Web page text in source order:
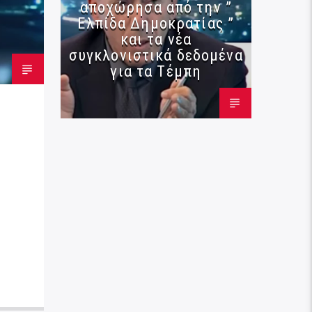
αποχώρησα από την ”
Ελπίδα Δημοκρατίας ”
και τα νέα
συγκλονιστικά δεδομένα
για τα Τέμπη